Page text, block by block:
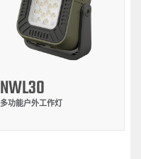
NWL30
多功能户外工作灯